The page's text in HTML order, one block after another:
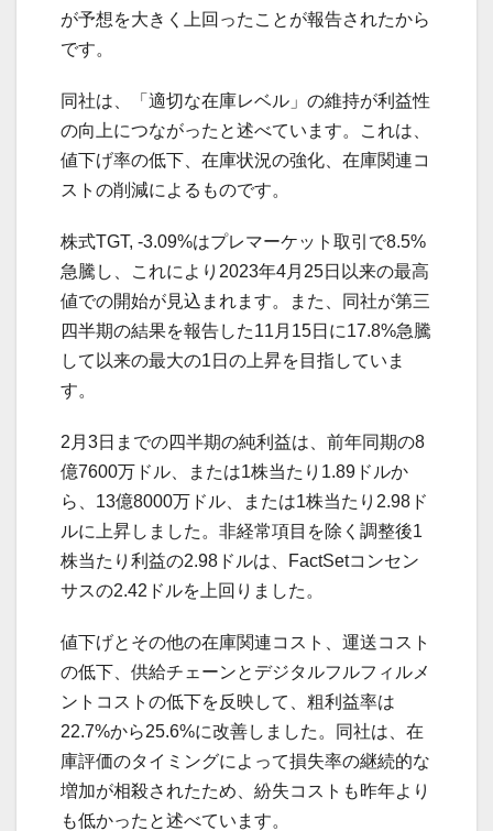
が予想を大きく上回ったことが報告されたから
です。
同社は、「適切な在庫レベル」の維持が利益性
の向上につながったと述べています。これは、
値下げ率の低下、在庫状況の強化、在庫関連コ
ストの削減によるものです。
株式TGT, -3.09%はプレマーケット取引で8.5%
急騰し、これにより2023年4月25日以来の最高
値での開始が見込まれます。また、同社が第三
四半期の結果を報告した11月15日に17.8%急騰
して以来の最大の1日の上昇を目指していま
す。
2月3日までの四半期の純利益は、前年同期の8
億7600万ドル、または1株当たり1.89ドルか
ら、13億8000万ドル、または1株当たり2.98ド
ルに上昇しました。非経常項目を除く調整後1
株当たり利益の2.98ドルは、FactSetコンセン
サスの2.42ドルを上回りました。
値下げとその他の在庫関連コスト、運送コスト
の低下、供給チェーンとデジタルフルフィルメ
ントコストの低下を反映して、粗利益率は
22.7%から25.6%に改善しました。同社は、在
庫評価のタイミングによって損失率の継続的な
増加が相殺されたため、紛失コストも昨年より
も低かったと述べています。